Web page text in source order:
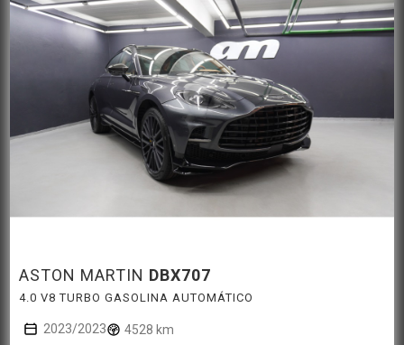
ASTON MARTIN DBX707
4.0 V8 TURBO GASOLINA AUTOMÁTICO
2023/2023 4528 km